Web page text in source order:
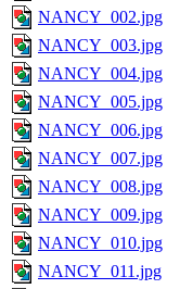
NANCY_002.jpg
NANCY_003.jpg
NANCY_004.jpg
NANCY_005.jpg
NANCY_006.jpg
NANCY_007.jpg
NANCY_008.jpg
NANCY_009.jpg
NANCY_010.jpg
NANCY_011.jpg